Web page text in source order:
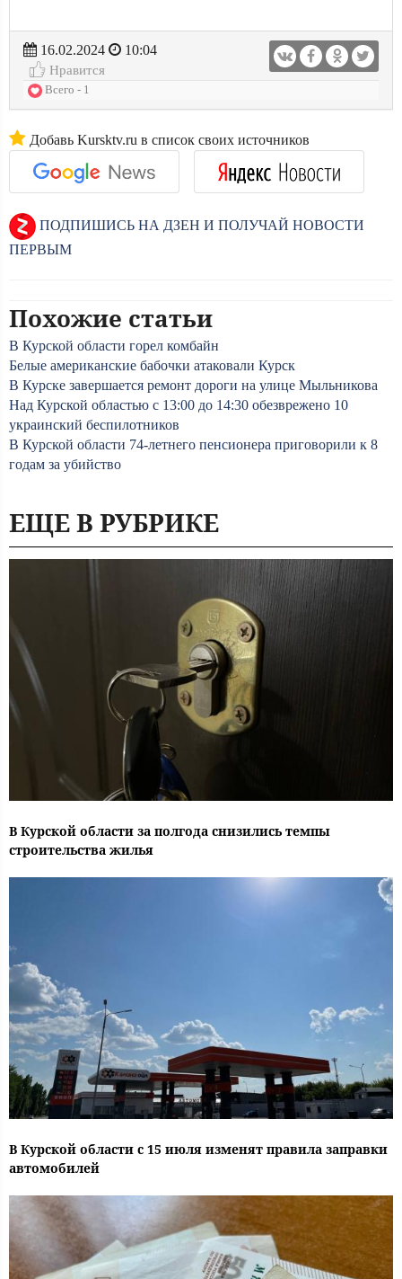
16.02.2024
10:04
Нравится
Всего - 1
Добавь Kursktv.ru в список своих источников
ПОДПИШИСЬ НА ДЗЕН И ПОЛУЧАЙ НОВОСТИ
ПЕРВЫМ
Похожие статьи
В Курской области горел комбайн
Белые американские бабочки атаковали Курск
В Курске завершается ремонт дороги на улице Мыльникова
Над Курской областью с 13:00 до 14:30 обезврежено 10
украинский беспилотников
В Курской области 74-летнего пенсионера приговорили к 8
годам за убийство
ЕЩЕ В РУБРИКЕ
В Курской области за полгода снизились темпы
строительства жилья
В Курской области с 15 июля изменят правила заправки
автомобилей